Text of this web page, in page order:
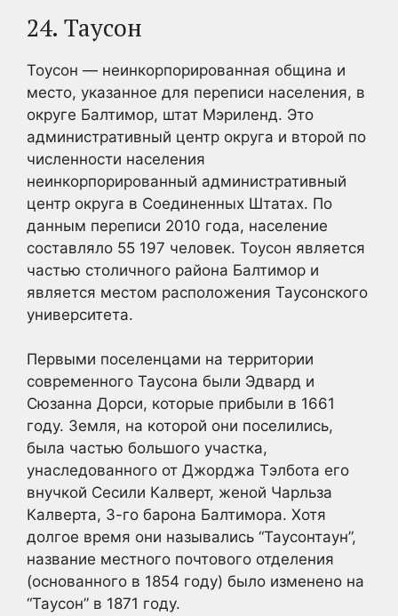
24. Таусон
Тоусон — неинкорпорированная община и
место, указанное для переписи населения, в
округе Балтимор, штат Мэриленд. Это
административный центр округа и второй по
численности населения
неинкорпорированный административный
центр округа в Соединенных Штатах. По
данным переписи 2010 года, население
составляло 55 197 человек. Тоусон является
частью столичного района Балтимор и
является местом расположения Таусонского
университета.
Первыми поселенцами на территории
современного Таусона были Эдвард и
Сюзанна Дорси, которые прибыли в 1661
году. Земля, на которой они поселились,
была частью большого участка,
унаследованного от Джорджа Тэлбота его
внучкой Сесили Калверт, женой Чарльза
Калверта, 3-го барона Балтимора. Хотя
долгое время они назывались “Таусонтаун”,
название местного почтового отделения
(основанного в 1854 году) было изменено на
“Таусон” в 1871 году.